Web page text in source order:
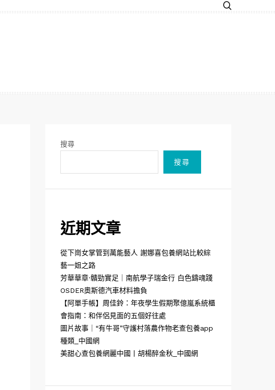
搜尋
搜尋
近期文章
從下崗女掌管到萬能藝人 謝娜喜包養網站比較綜
藝一姐之路
芳華華章·贛勁實足｜南航學子瑞金行 白色鑄魂踐
OSDER奧斯德汽車材料擔負
【阿單手帳】周佳鈴：年夜學生假期聚億嵐系統櫃
會指南：和伴侶見面的五個好往處
圖片故事｜“有牛哥”守護村落農作物老查包養app
種類_中國網
美甜心查包養網麗中國丨胡楊醉金秋_中國網